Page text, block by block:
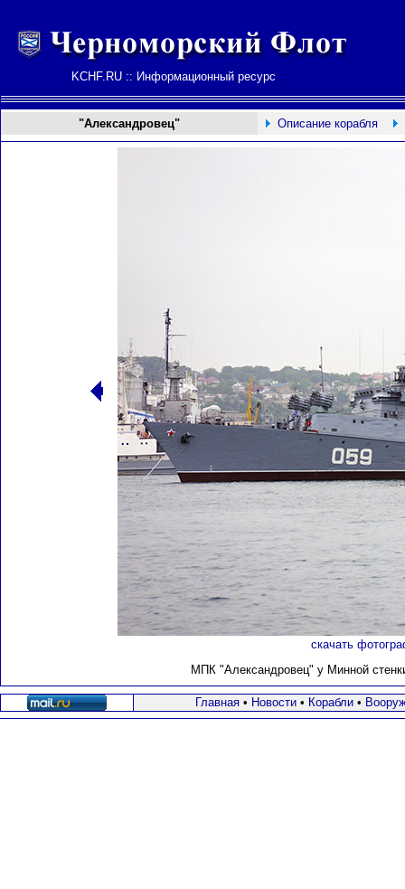
KCHF.RU :: Информационный ресурс
"Александровец" Описание корабля
скачать
МПК "Александровец" у Минной
Главная• Новости• Корабли•